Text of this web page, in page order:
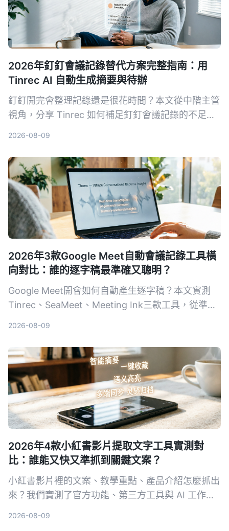
2026年釘釘會議記錄替代方案完整指南：用
Tinrec AI 自動生成摘要與待辦
釘釘開完會整理記錄還是很花時間？本文從中階主管
視角，分享 Tinrec 如何補足釘釘會議記錄的不足，
2026-08-09
2026年3款Google Meet自動會議記錄工具橫
向對比：誰的逐字稿最準確又聰明？
Google Meet開會如何自動產生逐字稿？本文實測
Tinrec、SeaMeet、Meeting Ink三款工具，從準確
2026-08-09
2026年4款小紅書影片提取文字工具實測對
比：誰能又快又準抓到關鍵文案？
小紅書影片裡的文案、教學重點、產品介紹怎麼抓出
來？我們實測了官方功能、第三方工具與 AI 工作
2026-08-09